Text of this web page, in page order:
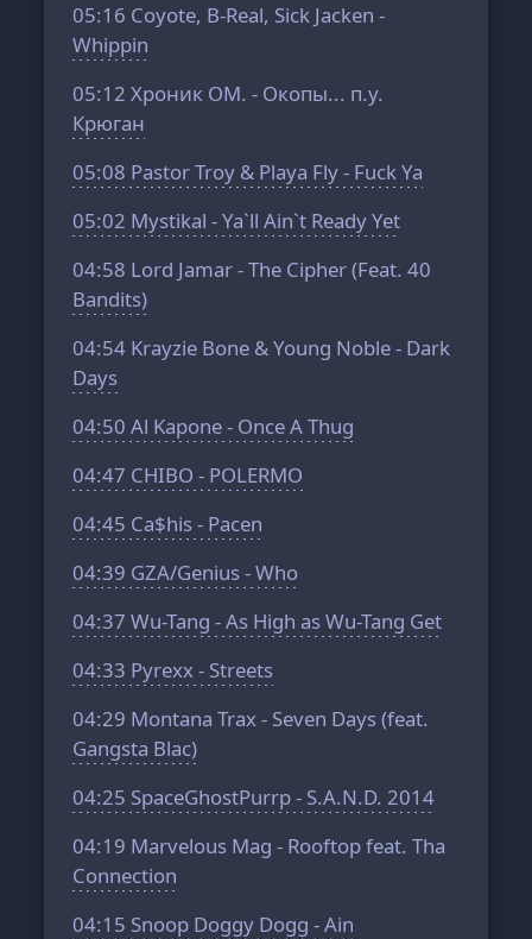
05:16 Coyote, B-Real, Sick Jacken -
Whippin
05:12 Хроник ОМ. - Окопы... п.у.
Крюган
05:08 Pastor Troy & Playa Fly - Fuck Ya
05:02 Mystikal - Ya`ll Ain`t Ready Yet
04:58 Lord Jamar - The Cipher (Feat. 40
Bandits)
04:54 Krayzie Bone & Young Noble - Dark
Days
04:50 Al Kapone - Once A Thug
04:47 CHIBO - POLERMO
04:45 Ca$his - Pacen
04:39 GZA/Genius - Who
04:37 Wu-Tang - As High as Wu-Tang Get
04:33 Pyrexx - Streets
04:29 Montana Trax - Seven Days (feat.
Gangsta Blac)
04:25 SpaceGhostPurrp - S.A.N.D. 2014
04:19 Marvelous Mag - Rooftop feat. Tha
Connection
04:15 Snoop Doggy Dogg - Ain